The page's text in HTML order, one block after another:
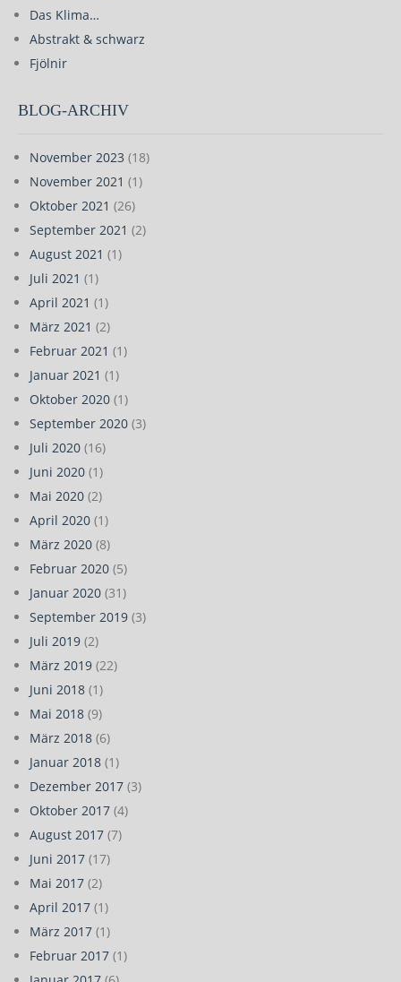
Das Klima…
Abstrakt & schwarz
Fjölnir
BLOG-ARCHIV
November 2023 (18)
November 2021 (1)
Oktober 2021 (26)
September 2021 (2)
August 2021 (1)
Juli 2021 (1)
April 2021 (1)
März 2021 (2)
Februar 2021 (1)
Januar 2021 (1)
Oktober 2020 (1)
September 2020 (3)
Juli 2020 (16)
Juni 2020 (1)
Mai 2020 (2)
April 2020 (1)
März 2020 (8)
Februar 2020 (5)
Januar 2020 (31)
September 2019 (3)
Juli 2019 (2)
März 2019 (22)
Juni 2018 (1)
Mai 2018 (9)
März 2018 (6)
Januar 2018 (1)
Dezember 2017 (3)
Oktober 2017 (4)
August 2017 (7)
Juni 2017 (17)
Mai 2017 (2)
April 2017 (1)
März 2017 (1)
Februar 2017 (1)